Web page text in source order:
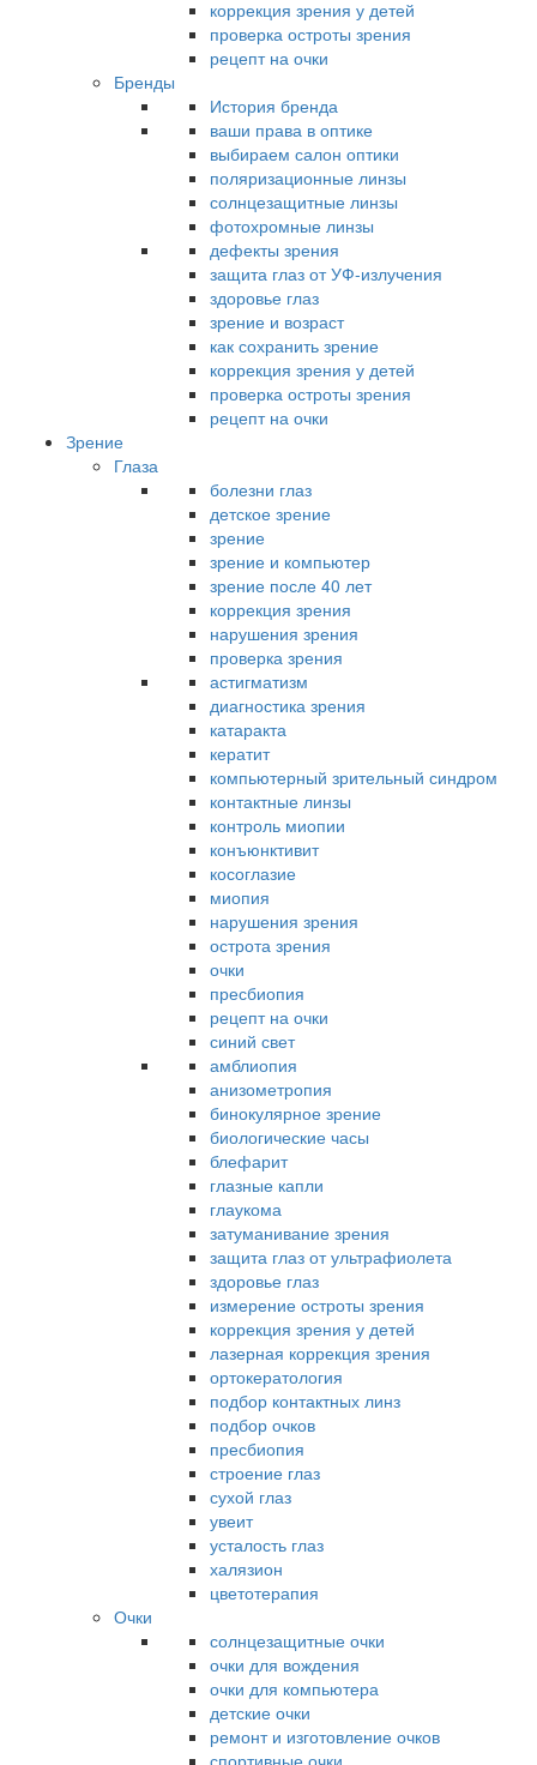
коррекция зрения у детей
проверка остроты зрения
рецепт на очки
Бренды
История бренда
ваши права в оптике
выбираем салон оптики
поляризационные линзы
солнцезащитные линзы
фотохромные линзы
дефекты зрения
защита глаз от УФ-излучения
здоровье глаз
зрение и возраст
как сохранить зрение
коррекция зрения у детей
проверка остроты зрения
рецепт на очки
Зрение
Глаза
болезни глаз
детское зрение
зрение
зрение и компьютер
зрение после 40 лет
коррекция зрения
нарушения зрения
проверка зрения
астигматизм
диагностика зрения
катаракта
кератит
компьютерный зрительный синдром
контактные линзы
контроль миопии
конъюнктивит
косоглазие
миопия
нарушения зрения
острота зрения
очки
пресбиопия
рецепт на очки
синий свет
амблиопия
анизометропия
бинокулярное зрение
биологические часы
блефарит
глазные капли
глаукома
затуманивание зрения
защита глаз от ультрафиолета
здоровье глаз
измерение остроты зрения
коррекция зрения у детей
лазерная коррекция зрения
ортокератология
подбор контактных линз
подбор очков
пресбиопия
строение глаз
сухой глаз
увеит
усталость глаз
халязион
цветотерапия
Очки
солнцезащитные очки
очки для вождения
очки для компьютера
детские очки
ремонт и изготовление очков